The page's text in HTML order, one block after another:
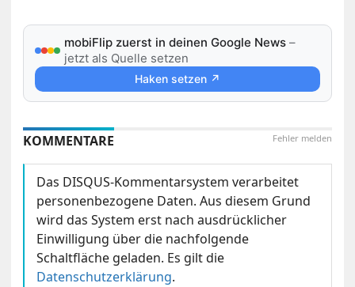
mobiFlip zuerst in deinen Google News –
jetzt als Quelle setzen
Haken setzen ↗
Fehler melden
KOMMENTARE
Das DISQUS-Kommentarsystem verarbeitet
personenbezogene Daten. Aus diesem Grund
wird das System erst nach ausdrücklicher
Einwilligung über die nachfolgende
Schaltfläche geladen. Es gilt die
Datenschutzerklärung.